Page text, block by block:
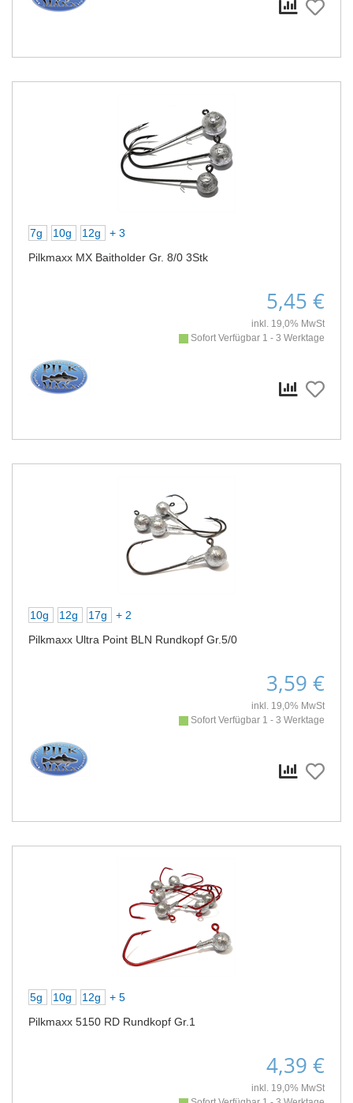
7g 10g 12g
+ 3
Pilkmaxx MX Baitholder Gr. 8/0 3Stk
5,45 €
inkl. 19,0% MwSt
Sofort Verfügbar 1 - 3 Werktage
10g 12g 17g
+ 2
Pilkmaxx Ultra Point BLN Rundkopf Gr.5/0
3,59 €
inkl. 19,0% MwSt
Sofort Verfügbar 1 - 3 Werktage
5g 10g 12g
+ 5
Pilkmaxx 5150 RD Rundkopf Gr.1
4,39 €
inkl. 19,0% MwSt